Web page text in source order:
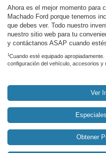
Ahora es el mejor momento para
Machado Ford porque tenemos
que debes ver. Todo nuestro
nuestro sitio web para tu
y contáctanos ASAP cuando
1Cuando esté equipado
configuración del vehículo, accesorios y
Ver
Obtener